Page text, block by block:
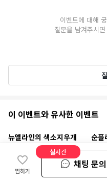
이벤트에 대해
질문을 남겨주시
추
이
이 이벤트와 유사한 이벤트
뉴엘라인의 색소지우개
31% 9만 9천원 14만 4천원
뉴엘라인의원 성동구
순플
41%
찜하기
채팅 문의
실시간